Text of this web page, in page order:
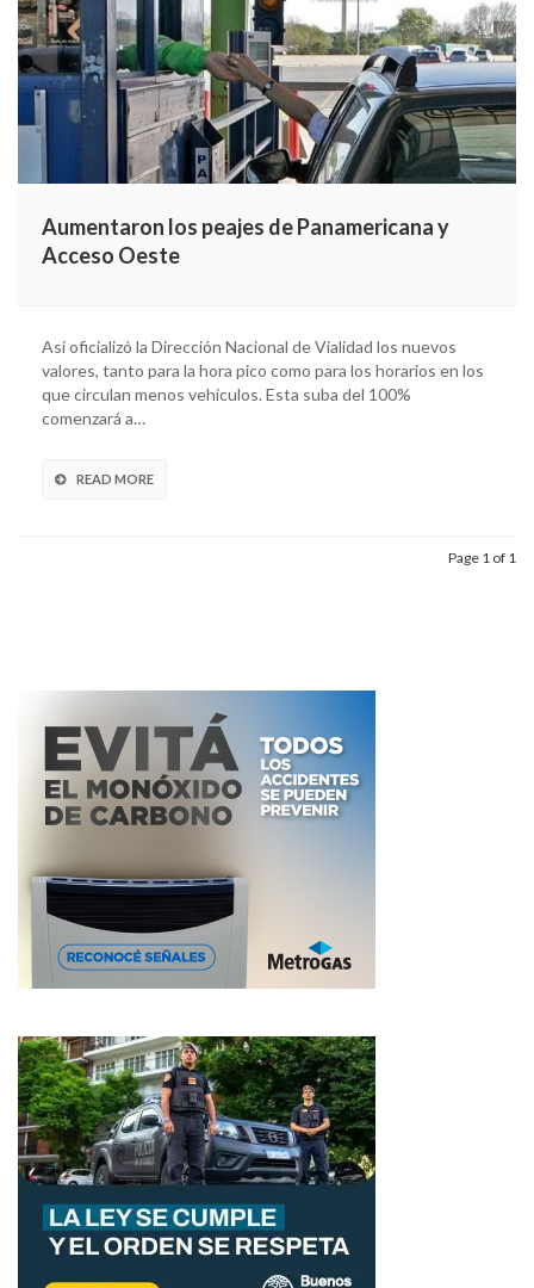
Aumentaron los peajes de Panamericana y
Acceso Oeste
Así oficializó la Dirección Nacional de Vialidad los nuevos
valores, tanto para la hora pico como para los horarios en los
que circulan menos vehículos. Esta suba del 100%
comenzará a…
READ MORE
Page 1 of 1